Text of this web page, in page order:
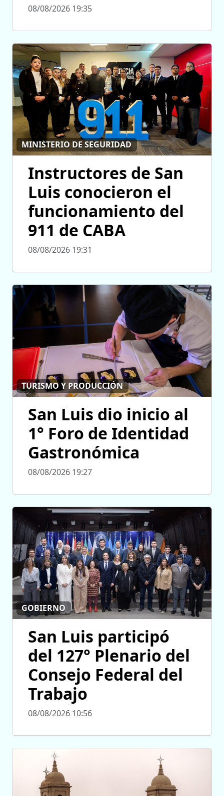
08/08/2026 19:35
MINISTERIO DE SEGURIDAD
Instructores de San
Luis conocieron el
funcionamiento del
911 de CABA
08/08/2026 19:31
TURISMO Y PRODUCCIÓN
San Luis dio inicio al
1° Foro de Identidad
Gastronómica
08/08/2026 19:27
GOBIERNO
San Luis participó
del 127° Plenario del
Consejo Federal del
Trabajo
08/08/2026 10:56